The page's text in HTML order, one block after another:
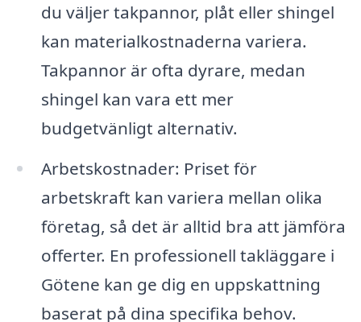
du väljer takpannor, plåt eller shingel
kan materialkostnaderna variera.
Takpannor är ofta dyrare, medan
shingel kan vara ett mer
budgetvänligt alternativ.
Arbetskostnader: Priset för
arbetskraft kan variera mellan olika
företag, så det är alltid bra att jämföra
offerter. En professionell takläggare i
Götene kan ge dig en uppskattning
baserat på dina specifika behov.